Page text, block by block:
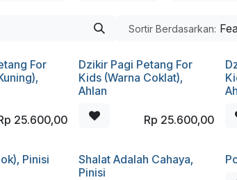
Sortir Berdasarkan:
For
25.600,00
Dzikir Pagi Petang For
Kids (Warna Coklat),
Ahlan
Rp 25.600,00
Pinisi
Shalat Adalah Cahaya,
Pinisi